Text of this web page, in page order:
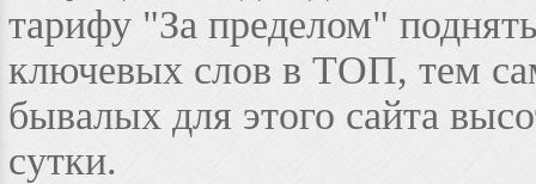
тарифу "За пределом"
ключевых слов в ТОП, тем
бывалых для этого сайта
сутки.